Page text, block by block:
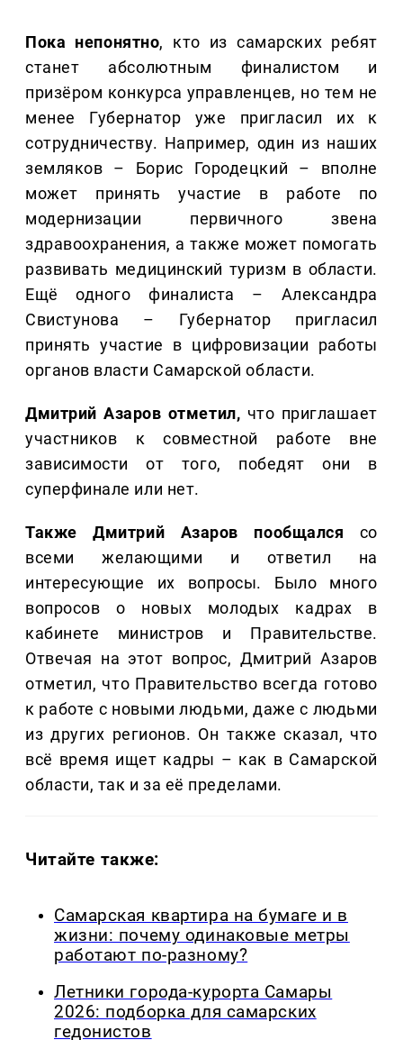
Пока непонятно, кто из самарских ребят
станет абсолютным финалистом и
призёром конкурса управленцев, но тем не
менее Губернатор уже пригласил их к
сотрудничеству. Например, один из наших
земляков – Борис Городецкий – вполне
может принять участие в работе по
модернизации первичного звена
здравоохранения, а также может помогать
развивать медицинский туризм в области.
Ещё одного финалиста – Александра
Свистунова – Губернатор пригласил
принять участие в цифровизации работы
органов власти Самарской области.
Дмитрий Азаров отметил, что приглашает
участников к совместной работе вне
зависимости от того, победят они в
суперфинале или нет.
Также Дмитрий Азаров пообщался со
всеми желающими и ответил на
интересующие их вопросы. Было много
вопросов о новых молодых кадрах в
кабинете министров и Правительстве.
Отвечая на этот вопрос, Дмитрий Азаров
отметил, что Правительство всегда готово
к работе с новыми людьми, даже с людьми
из других регионов. Он также сказал, что
всё время ищет кадры – как в Самарской
области, так и за её пределами.
Читайте также:
Самарская квартира на бумаге и в
жизни: почему одинаковые метры
работают по-разному?
Летники города-курорта Самары
2026: подборка для самарских
гедонистов